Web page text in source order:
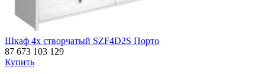
Шкаф 4х створчатый SZF4D2S Порто
87 673 103 129
Купить